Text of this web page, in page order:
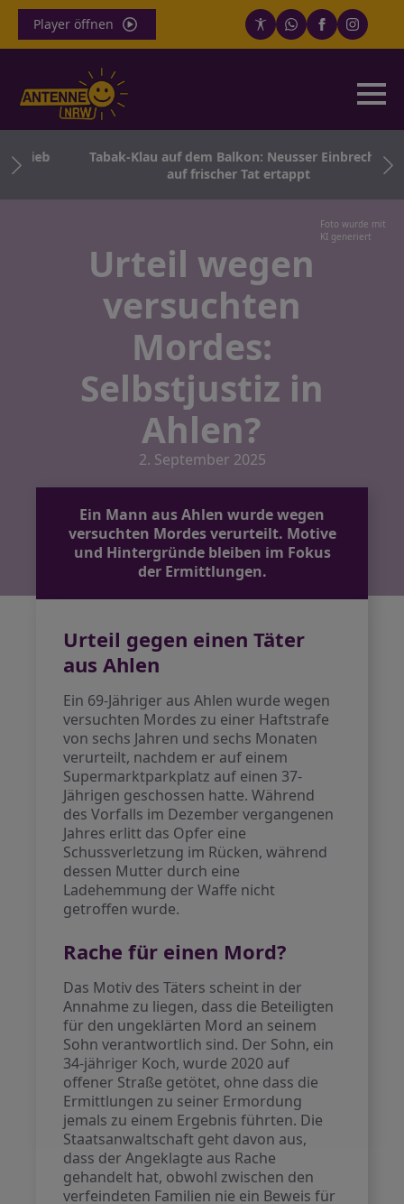
Player öffnen
Tabak-Klau auf dem Balkon: Neusser Einbrecher
auf frischer Tat ertappt
Foto wurde mit
KI generiert
Urteil wegen
versuchten
Mordes:
Selbstjustiz in
Ahlen?
2. September 2025
Ein Mann aus Ahlen wurde wegen
versuchten Mordes verurteilt. Motive
und Hintergründe bleiben im Fokus
der Ermittlungen.
Urteil gegen einen Täter
aus Ahlen
Ein 69-Jähriger aus Ahlen wurde wegen
versuchten Mordes zu einer Haftstrafe
von sechs Jahren und sechs Monaten
verurteilt, nachdem er auf einem
Supermarktparkplatz auf einen 37-
Jährigen geschossen hatte. Während
des Vorfalls im Dezember vergangenen
Jahres erlitt das Opfer eine
Schussverletzung im Rücken, während
dessen Mutter durch eine
Ladehemmung der Waffe nicht
getroffen wurde.
Rache für einen Mord?
Das Motiv des Täters scheint in der
Annahme zu liegen, dass die Beteiligten
für den ungeklärten Mord an seinem
Sohn verantwortlich sind. Der Sohn, ein
34-jähriger Koch, wurde 2020 auf
offener Straße getötet, ohne dass die
Ermittlungen zu seiner Ermordung
jemals zu einem Ergebnis führten. Die
Staatsanwaltschaft geht davon aus,
dass der Angeklagte aus Rache
gehandelt hat, obwohl zwischen den
verfeindeten Familien nie ein Beweis für